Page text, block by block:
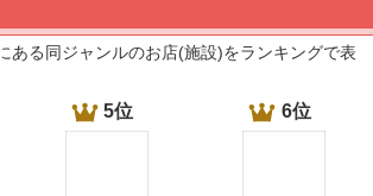
ある同ジャンルのお店(施設)をランキングで表
5位 6位